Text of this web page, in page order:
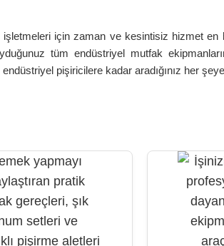
için zaman ve kesintisiz hizmet en
tüm endüstriyel mutfak
pişiricilere kadar aradığınız her